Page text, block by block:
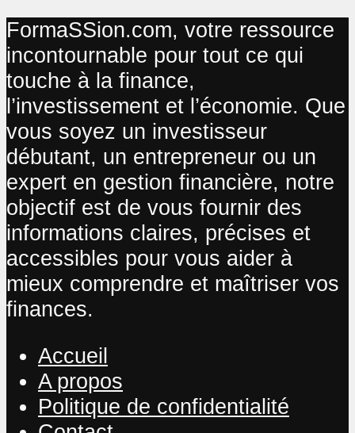
FormaSSion.com, votre ressource
incontournable pour tout ce qui
touche à la finance,
l’investissement et l’économie. Que
vous soyez un investisseur
débutant, un entrepreneur ou un
expert en gestion financière, notre
objectif est de vous fournir des
informations claires, précises et
accessibles pour vous aider à
mieux comprendre et maîtriser vos
finances.
Accueil
A propos
Politique de confidentialité